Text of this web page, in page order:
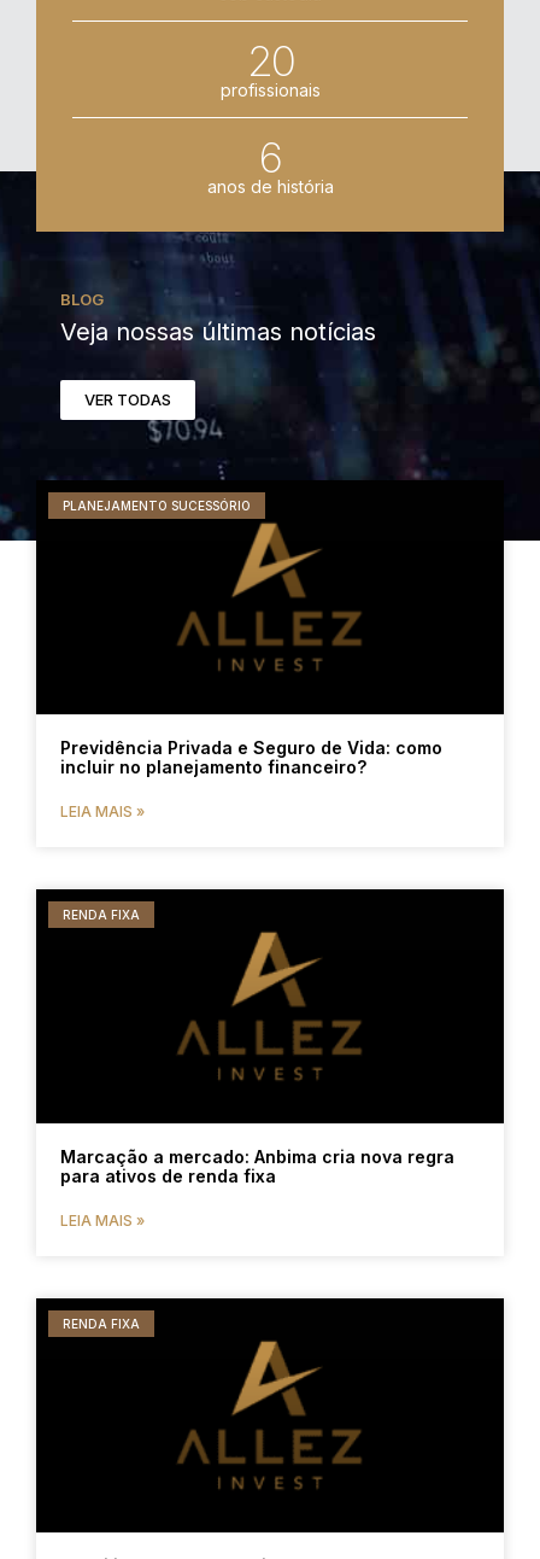
20
profissionais
6
anos de história
BLOG
Veja nossas últimas notícias
VER TODAS
PLANEJAMENTO SUCESSÓRIO
Previdência Privada e Seguro de Vida: como
incluir no planejamento financeiro?
LEIA MAIS »
RENDA FIXA
Marcação a mercado: Anbima cria nova regra
para ativos de renda fixa
LEIA MAIS »
RENDA FIXA